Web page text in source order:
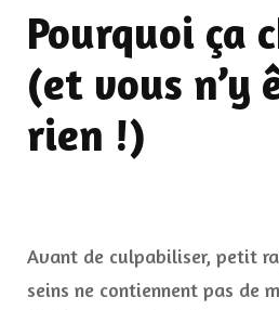
Pourquoi ça
(et vous n’y
rien !)
Avant de culpabiliser, petit
seins ne contiennent pas de